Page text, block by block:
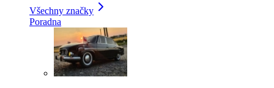
Všechny značky
Poradna